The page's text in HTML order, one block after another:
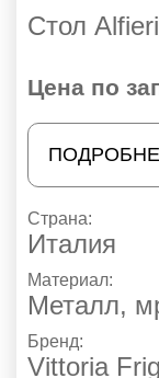
Стол
Цена по
Страна:
Италия
Материал:
Металл,
Бренд:
Vittoria